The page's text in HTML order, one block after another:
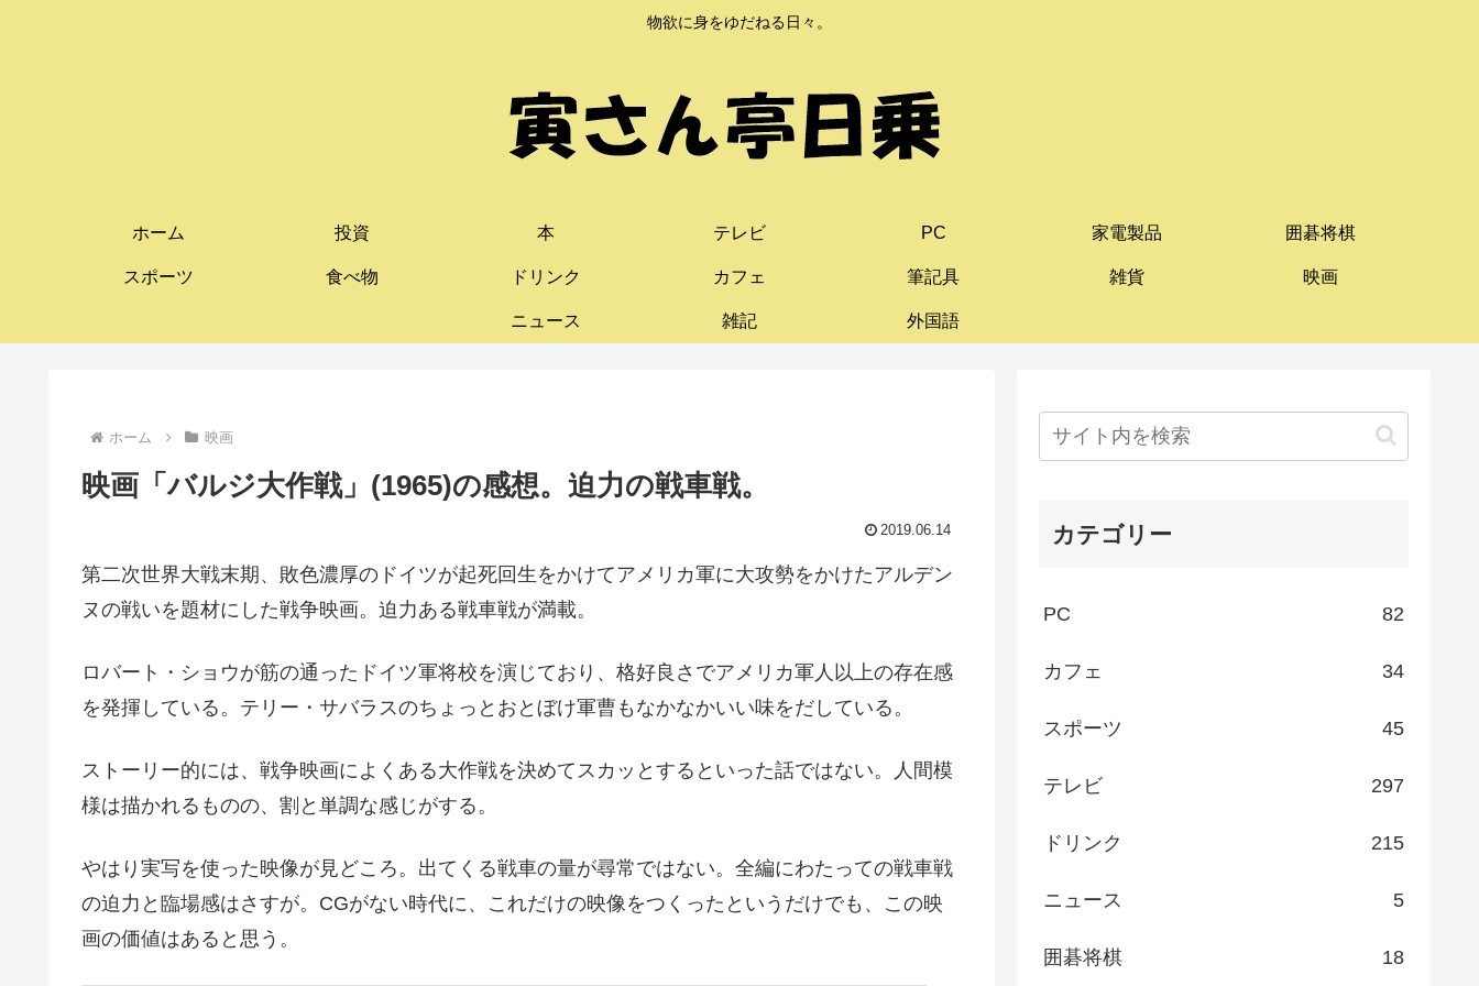
物欲に身をゆだねる日々。
ホーム 投資 本 テレビ PC 家電製品 囲碁将棋
スポーツ 食べ物 ドリンク カフェ 筆記具 雑貨 映画
ニュース 雑記 外国語
ホーム 映画
映画「バルジ大作戦」(1965)の感想。迫力の戦車戦。
2019.06.14
第二次世界大戦末期、敗色濃厚のドイツが起死回生をかけてアメリカ軍に大攻勢をかけたアルデン
ヌの戦いを題材にした戦争映画。迫力ある戦車戦が満載。
ロバート・ショウが筋の通ったドイツ軍将校を演じており、格好良さでアメリカ軍人以上の存在感
を発揮している。テリー・サバラスのちょっとおとぼけ軍曹もなかなかいい味をだしている。
ストーリー的には、戦争映画によくある大作戦を決めてスカッとするといった話ではない。人間模
様は描かれるものの、割と単調な感じがする。
やはり実写を使った映像が見どころ。出てくる戦車の量が尋常ではない。全編にわたっての戦車戦
の迫力と臨場感はさすが。CGがない時代に、これだけの映像をつくったというだけでも、この映
画の価値はあると思う。
カテゴリー
PC 82
カフェ 34
スポーツ 45
テレビ 297
ドリンク 215
ニュース 5
囲碁将棋 18